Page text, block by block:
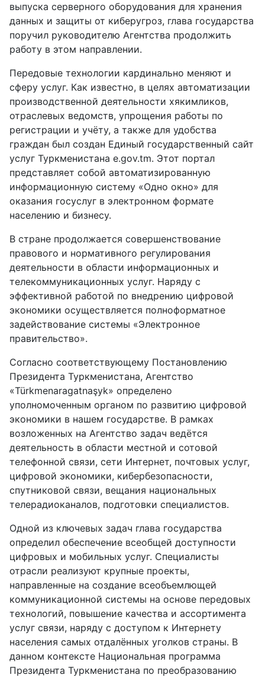
выпуска серверного оборудования для хранения
данных и защиты от киберугроз, глава государства
поручил руководителю Агентства продолжить
работу в этом направлении.
Передовые технологии кардинально меняют и
сферу услуг. Как известно, в целях автоматизации
производственной деятельности хякимликов,
отраслевых ведомств, упрощения работы по
регистрации и учёту, а также для удобства
граждан был создан Единый государственный сайт
услуг Туркменистана e.gov.tm. Этот портал
представляет собой автоматизированную
информационную систему «Одно окно» для
оказания госуслуг в электронном формате
населению и бизнесу.
В стране продолжается совершенствование
правового и нормативного регулирования
деятельности в области информационных и
телекоммуникационных услуг. Наряду с
эффективной работой по внедрению цифровой
экономики осуществляется полноформатное
задействование системы «Электронное
правительство».
Согласно соответствующему Постановлению
Президента Туркменистана, Агентство
«Türkmenaragatnaşyk» определено
уполномоченным органом по развитию цифровой
экономики в нашем государстве. В рамках
возложенных на Агентство задач ведётся
деятельность в области местной и сотовой
телефонной связи, сети Интернет, почтовых услуг,
цифровой экономики, кибербезопасности,
спутниковой связи, вещания национальных
телерадиоканалов, подготовки специалистов.
Одной из ключевых задач глава государства
определил обеспечение всеобщей доступности
цифровых и мобильных услуг. Специалисты
отрасли реализуют крупные проекты,
направленные на создание всеобъемлющей
коммуникационной системы на основе передовых
технологий, повышение качества и ассортимента
услуг связи, наряду с доступом к Интернету
населения самых отдалённых уголков страны. В
данном контексте Национальная программа
Президента Туркменистана по преобразованию